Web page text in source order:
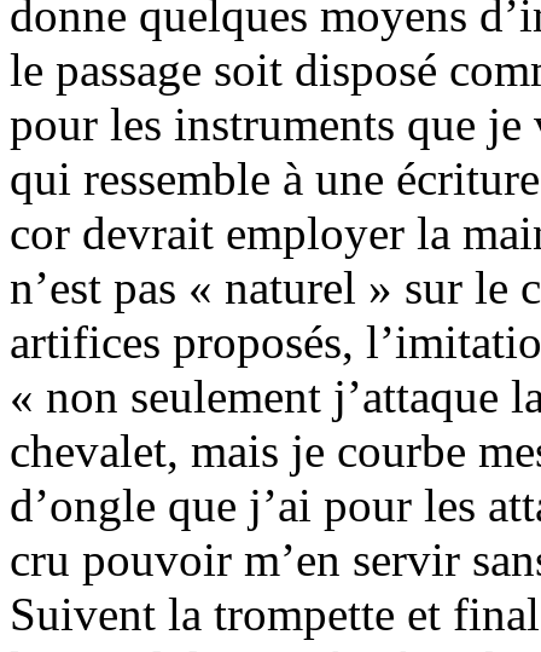
donne quelques moyens
le passage soit disposé
pour les instruments que
qui ressemble à une
cor devrait employer la
n’est pas « naturel » sur le
artifices proposés,
« non seulement j’attaque
chevalet, mais je courbe
d’ongle que j’ai pour les
cru pouvoir m’en servir
Suivent la trompette et